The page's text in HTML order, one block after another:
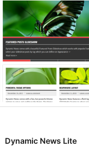
Dynamic News Lite